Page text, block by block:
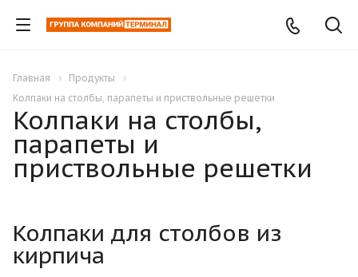
Главная
Продукты
Колпаки на столбы, парапеты и приствольные решетки
Колпаки на столбы,
парапеты и
приствольные решетки
Колпаки для столбов из
кирпича